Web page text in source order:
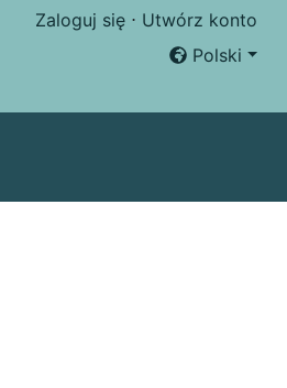
Zaloguj się ⋅ Utwórz konto
Polski